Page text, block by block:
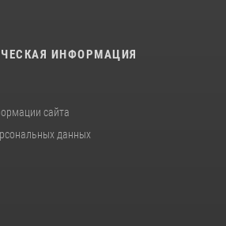
ИНФОРМАЦИЯ
сайта
данных